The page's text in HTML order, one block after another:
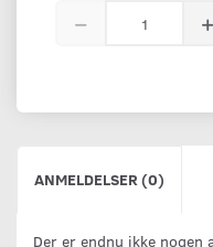
ANMELDELSER (0)
Der er endnu ikke